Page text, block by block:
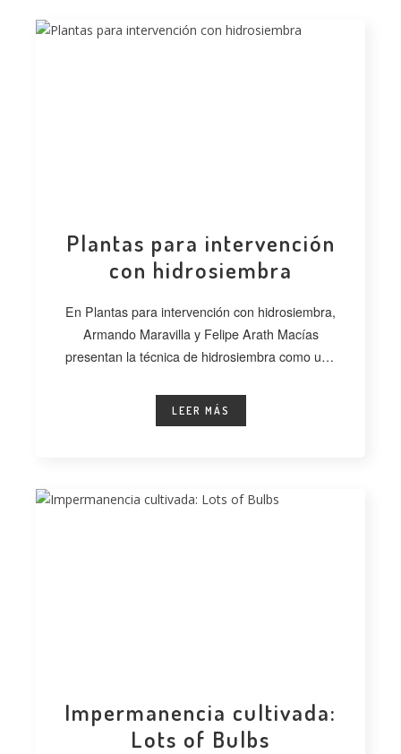
Plantas para intervención
con hidrosiembra
En Plantas para intervención con hidrosiembra,
Armando Maravilla y Felipe Arath Macías
presentan la técnica de hidrosiembra como una
LEER MÁS
Impermanencia cultivada:
Lots of Bulbs